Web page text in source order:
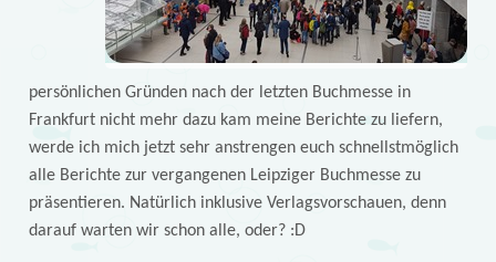
persönlichen Gründen nach der letzten Buchmesse in
Frankfurt nicht mehr dazu kam meine Berichte zu liefern,
werde ich mich jetzt sehr anstrengen euch schnellstmöglich
alle Berichte zur vergangenen Leipziger Buchmesse zu
präsentieren. Natürlich inklusive Verlagsvorschauen, denn
darauf warten wir schon alle, oder? :D